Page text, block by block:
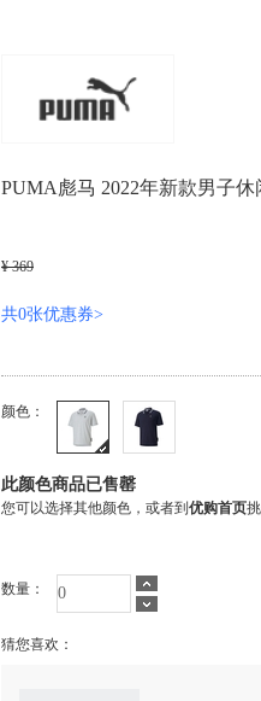
PUMA彪马 2022年新款男子休
¥ 369
共0张优惠券>
颜色：
此颜色商品已售罄
您可以选择其他颜色，或者到 优购首页
数量：
猜您喜欢：